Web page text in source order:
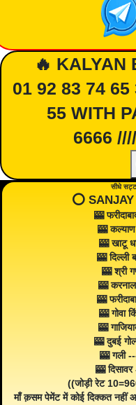
🔥 KALYAN
01 92 83 74
55 WITH
6666
सीधे
⭕️
🎰
🎰
🎰 खाटू
🎰 दिल्ली
🎰 श्री
🎰
🎰
🎰 गोवा
🎰
🎰 दुबई
🎰 गली
🎰
((जोड़ी रेट
माँ क़सम पेमेंट में कोई दिक्कत नहीं